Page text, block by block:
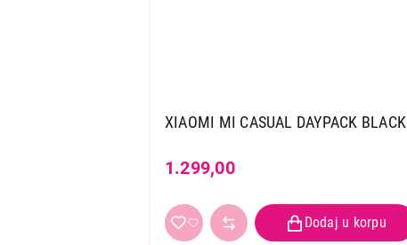
XIAOMI MI CASUAL DAYPACK BLACK
1.299,00